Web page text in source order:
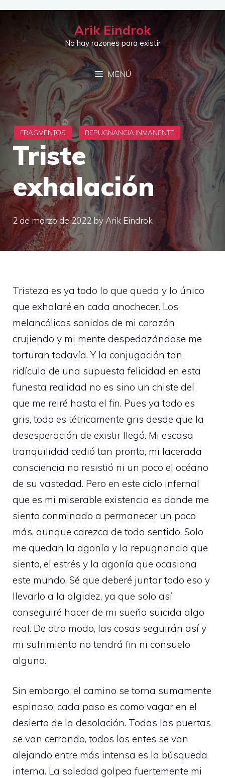
Saltar
contenido
Arik Eindrok
No hay razones para existir
MENÚ
Triste
exhalación
2 de marzo de 2022byArik Eindrok
Tristeza es ya todo lo que queda y lo único
que exhalaré en cada anochecer. Los
melancólicos sonidos de mi corazón
crujiendo y mi mente despedazándose me
torturan todavía. Y la conjugación tan
ridícula de una supuesta felicidad en esta
funesta realidad no es sino un chiste del
que me reiré hasta el fin. Pues ya todo es
gris, todo es tétricamente gris desde que la
desesperación de existir llegó. Mi escasa
tranquilidad cedió tan pronto, mi lacerada
consciencia no resistió ni un poco el océano
de su vastedad. Pero en este ciclo infernal
que es mi miserable existencia es donde me
siento conminado a permanecer un poco
más, aunque carezca de todo sentido. Solo
me quedan la agonía y la repugnancia que
siento, el estrés y la agonía que ocasiona
este mundo. Sé que deberé juntar todo eso y
llevarlo a la algidez, ya que solo así
conseguiré hacer de mi sueño suicida algo
real. De otro modo, las cosas seguirán así y
mi sufrimiento no tendrá fin ni consuelo
alguno.
Sin embargo, el camino se torna sumamente
espinoso; cada paso es como vagar en el
desierto de la desolación. Todas las puertas
se van cerrando, todos los entes se van
alejando entre más intensa es la búsqueda
interna. La soledad golpea fuertemente mi